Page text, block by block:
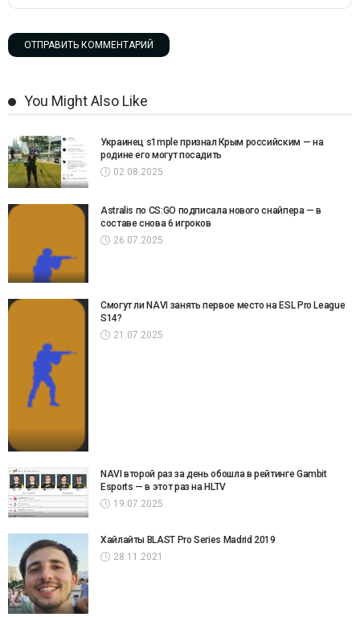
You Might Also Like
Украинец s1mple признал Крым российским — на
родине его могут посадить
02.08.2025
Astralis по CS:GO подписала нового снайпера — в
составе снова 6 игроков
26.07.2025
Смогут ли NAVI занять первое место на ESL Pro League
S14?
21.07.2025
NAVI второй раз за день обошла в рейтинге Gambit
Esports — в этот раз на HLTV
19.07.2025
Хайлайты BLAST Pro Series Madrid 2019
28.11.2021